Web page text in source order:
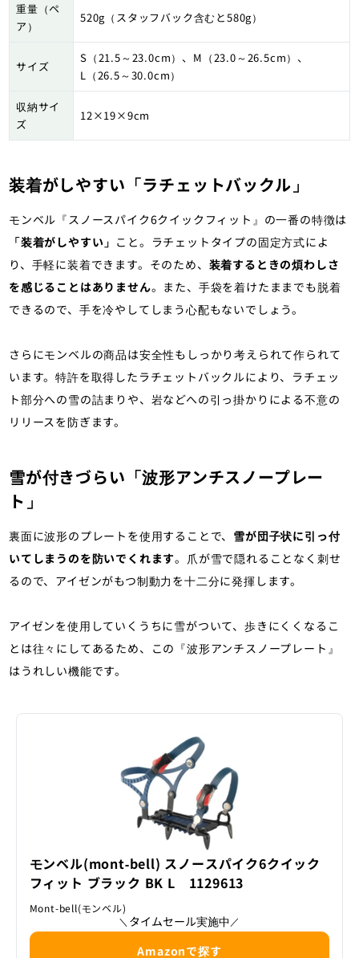
重量（ペ
ア）
520g（スタッフバック含むと580g）
サイズ
S（21.5～23.0cm）、M（23.0～26.5cm）、
L（26.5～30.0cm）
収納サイ
ズ
12×19×9cm
装着がしやすい「ラチェットバックル」
モンベル『スノースパイク6クイックフィット』の一番の特徴は
「装着がしやすい」 こと。ラチェットタイプの固定方式によ
り、手軽に装着できます。そのため、 装着するときの煩わしさ
を感じることはありません。また、手袋を着けたままでも脱着
できるので、手を冷やしてしまう心配もないでしょう。
さらにモンベルの商品は安全性もしっかり考えられて作られて
います。特許を取得したラチェットバックルにより、ラチェッ
ト部分への雪の詰まりや、岩などへの引っ掛かりによる不意の
リリースを防ぎます。
雪が付きづらい「波形アンチスノープレー
ト」
裏面に波形のプレートを使用することで、 雪が団子状に引っ付
いてしまうのを防いでくれます。爪が雪で隠れることなく刺せ
るので、アイゼンがもつ制動力を十二分に発揮します。
アイゼンを使用していくうちに雪がついて、歩きにくくなるこ
とは往々にしてあるため、この『波形アンチスノープレート』
はうれしい機能です。
モンベル(mont‐bell) スノースパイク6クイック
フィット ブラック BK L 1129613
Mont-bell(モンベル)
＼ タイムセール実施中 ／
Amazonで探す